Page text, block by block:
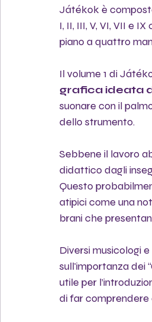
Játékok è
I, II, III, V, VI, VII e
piano a quattro
Il volume 1 di
grafica ideata
suonare con il
dello strumento.
Sebbene il lavoro
didattico dagli
Questo
atipici come una
brani che
Diversi musicologi
sull'importanza dei
utile per
di far comprendere